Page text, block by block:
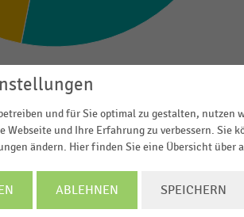
gab es 2023 insgesamt 242
insgesamt 509 Shopping-Center in
und für Sie optimal zu gestalten, nutzen
Webseite und Ihre Erfahrung zu verbessern.
ändern. Hier finden Sie eine Übersicht über
ABLEHNEN SPEICHERN